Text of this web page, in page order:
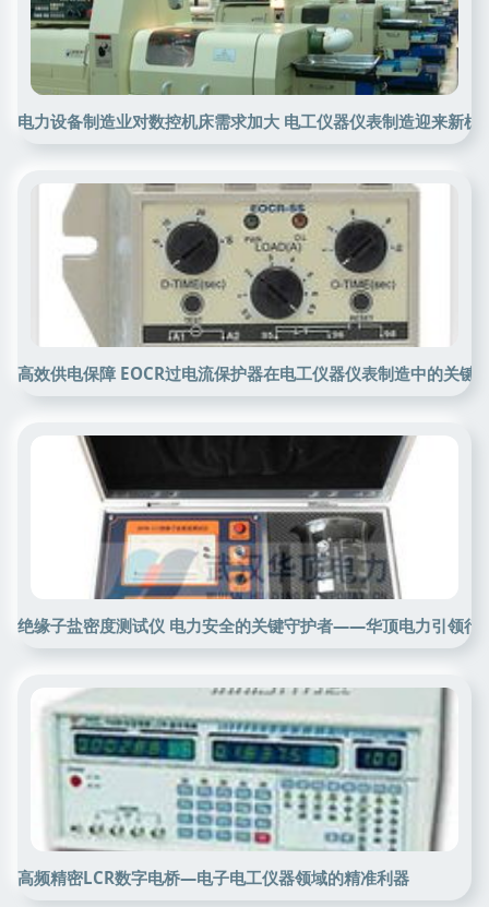
电力设备制造业对数控机床需求加大 电工仪器仪表制造迎来新机
高效供电保障 EOCR过电流保护器在电工仪器仪表制造中的关键
绝缘子盐密度测试仪 电力安全的关键守护者——华顶电力引领行
高频精密LCR数字电桥—电子电工仪器领域的精准利器